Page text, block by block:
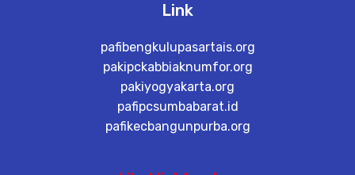
Link
pafibengkulupasartais.org
pakipckabbiaknumfor.org
pakiyogyakarta.org
pafipcsumbabarat.id
pafikecbangunpurba.org